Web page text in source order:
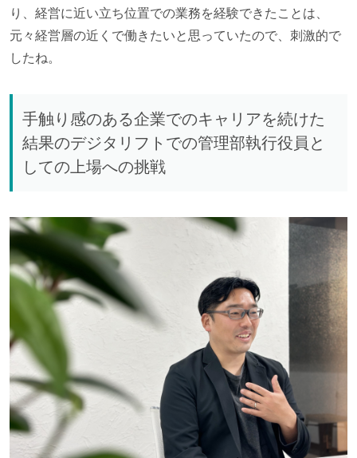
り、経営に近い立ち位置での業務を経験できたことは、
元々経営層の近くで働きたいと思っていたので、刺激的で
したね。
手触り感のある企業でのキャリアを続けた
結果のデジタリフトでの管理部執行役員と
しての上場への挑戦